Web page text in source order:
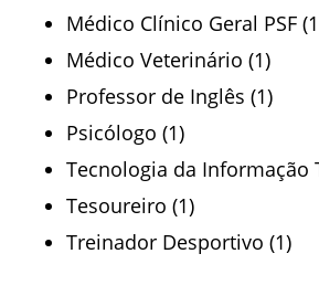
Médico Clínico Geral PSF
Médico Veterinário (1)
Professor de Inglês (1)
Psicólogo (1)
Tecnologia da Informação
Tesoureiro (1)
Treinador Desportivo (1)